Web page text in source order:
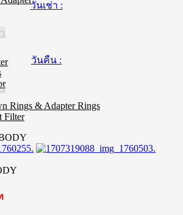
Rings & Adapter Rings
Filter
วันเช่า :
วันคืน :